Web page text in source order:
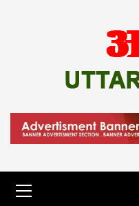
Menu